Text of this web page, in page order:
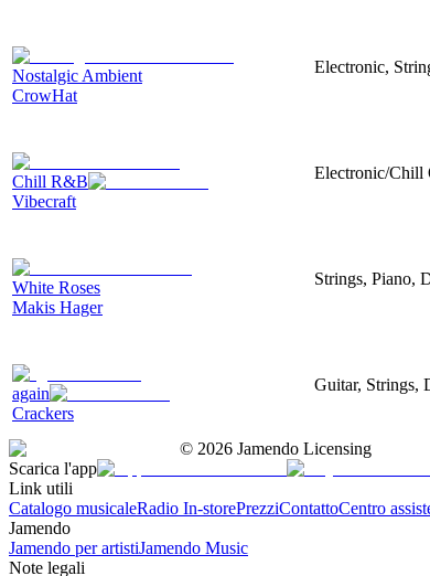
Nostalgic Ambient
CrowHat
Electronic,
Chill R&B
Vibecraft
Electronic/Chill
White Roses
Makis Hager
Strings, Piano,
again
Crackers
Guitar, Strings,
© 2026 Jamendo Licensing
Scarica l'app
Link utili
Catalogo musicaleRadio In-storePrezziContattoCentro
Jamendo
Jamendo per artistiJamendo Music
Note legali